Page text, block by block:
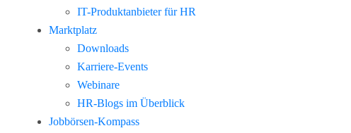
IT-Produktanbieter für HR
Marktplatz
Downloads
Karriere-Events
Webinare
HR-Blogs im Überblick
Jobbörsen-Kompass